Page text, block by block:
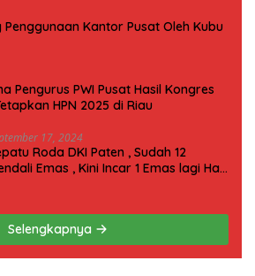
Kantor Pusat Oleh Kubu
Pengurus PWI Pusat Hasil Kongres
HPN 2025 di Riau
17, 2024
Roda DKI Paten , Sudah 12
Emas , Kini Incar 1 Emas lagi Hari
Selengkapnya